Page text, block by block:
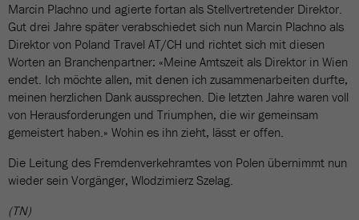
Marcin Plachno und agierte fortan als Stellvertretender Direktor.
Gut drei Jahre später verabschiedet sich nun Marcin Plachno als
Direktor von Poland Travel AT/CH und richtet sich mit diesen
Worten an Branchenpartner: «Meine Amtszeit als Direktor in Wien
endet. Ich möchte allen, mit denen ich zusammenarbeiten durfte,
meinen herzlichen Dank aussprechen. Die letzten Jahre waren voll
von Herausforderungen und Triumphen, die wir gemeinsam
gemeistert haben.» Wohin es ihn zieht, lässt er offen.
Die Leitung des Fremdenverkehramtes von Polen übernimmt nun
wieder sein Vorgänger, Wlodzimierz Szelag.
(TN)